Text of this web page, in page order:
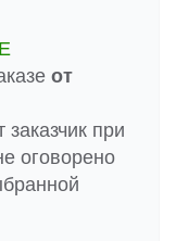
от
при
оговорено